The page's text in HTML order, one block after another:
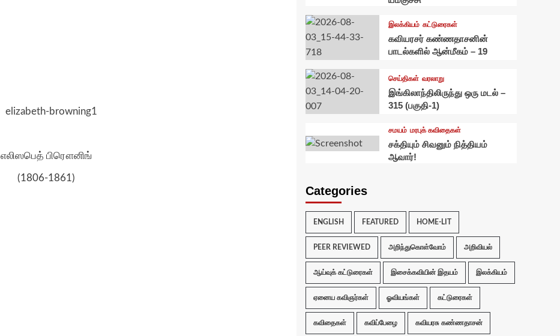
எலிஸபெத் பிரௌனிங்
(1806-1861)
இலக்கியம் கட்டுரைகள்
கவியரசர் கண்ணதாசனின்
பாடல்களில் ஆன்மீகம் – 19
செய்திகள் வரலாறு
இங்கிலாந்திலிருந்து ஒரு மடல் –
315 (பகுதி-1)
சமயம் மரபுக் கவிதைகள்
சக்தியும் சிவனும் நித்தியம்
ஆவார்!
Categories
ENGLISH FEATURED HOME-LIT
PEER REVIEWED அறிந்துகொள்வோம் அறிவியல்
ஆய்வுக் கட்டுரைகள் இசைக்கவியின் இதயம் இலக்கியம்
ஏனைய கவிஞர்கள் ஓவியங்கள் கட்டுரைகள்
கவிதைகள் கவிப்பேழை கவியரசு கண்ணதாசன்